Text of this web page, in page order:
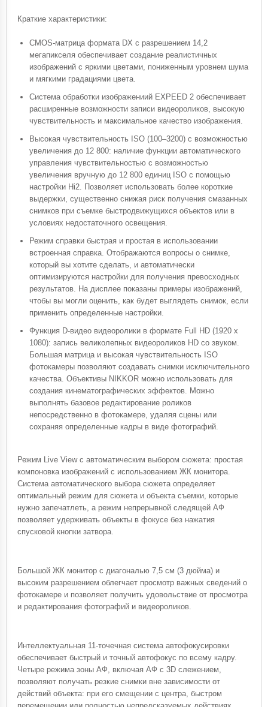
Краткие характеристики:
CMOS-матрица формата DX с разрешением 14,2
мегапикселя обеспечивает создание реалистичных
изображений с яркими цветами, пониженным уровнем шума
и мягкими градациями цвета.
Система обработки изображениий EXPEED 2 обеспечивает
расширенные возможности записи видеороликов, высокую
чувствительность и максимальное качество изображения.
Высокая чувствительность ISO (100–3200) с возможностью
увеличения до 12 800: наличие функции автоматического
управления чувствительностью с возможностью
увеличения вручную до 12 800 единиц ISO с помощью
настройки Hi2. Позволяет использовать более короткие
выдержки, существенно снижая риск получения смазанных
снимков при съемке быстродвижущихся объектов или в
условиях недостаточного освещения.
Режим справки быстрая и простая в использовании
встроенная справка. Отображаются вопросы о снимке,
который вы хотите сделать, и автоматически
оптимизируются настройки для получения превосходных
результатов. На дисплее показаны примеры изображений,
чтобы вы могли оценить, как будет выглядеть снимок, если
применить определенные настройки.
Функция D-видео видеоролики в формате Full HD (1920 x
1080): запись великолепных видеороликов HD со звуком.
Большая матрица и высокая чувствительность ISO
фотокамеры позволяют создавать снимки исключительного
качества. Объективы NIKKOR можно использовать для
создания кинематографических эффектов. Можно
выполнять базовое редактирование роликов
непосредственно в фотокамере, удаляя сцены или
сохраняя определенные кадры в виде фотографий.
Режим Live View с автоматическим выбором сюжета: простая
компоновка изображений с использованием ЖК монитора.
Система автоматического выбора сюжета определяет
оптимальный режим для сюжета и объекта съемки, которые
нужно запечатлеть, а режим непрерывной следящей АФ
позволяет удерживать объекты в фокусе без нажатия
спусковой кнопки затвора.
Большой ЖК монитор с диагональю 7,5 см (3 дюйма) и
высоким разрешением облегчает просмотр важных сведений о
фотокамере и позволяет получить удовольствие от просмотра
и редактирования фотографий и видеороликов.
Интеллектуальная 11-точечная система автофокусировки
обеспечивает быстрый и точный автофокус по всему кадру.
Четыре режима зоны АФ, включая АФ с 3D слежением,
позволяют получать резкие снимки вне зависимости от
действий объекта: при его смещении с центра, быстром